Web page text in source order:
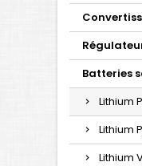
Batteries
Lithium
Lithium
Lithium